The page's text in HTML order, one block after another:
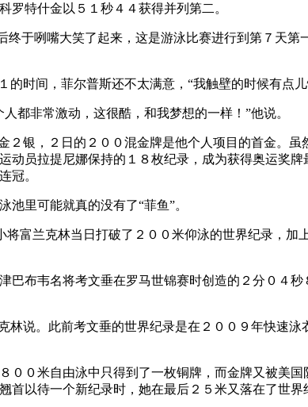
罗特什金以５１秒４４获得并列第二。
于咧嘴大笑了起来，这是游泳比赛进行到第７天第
时间，菲尔普斯还不太满意，“我触壁的时候有点
都非常激动，这很酷，和我梦想的一样！”他说。
银，２日的２００混金牌是他个人项目的首金。
员拉提尼娜保持的１８枚纪录，成为获得奥运奖
冠。
里可能就真的没有了“菲鱼”。
富兰克林当日打破了２００米仰泳的世界纪录，加
布韦名将考文垂在罗马世锦赛时创造的２分０４
说。此前考文垂的世界纪录是在２００９年快速
０米自由泳中只得到了一枚铜牌，而金牌又被美
以待一个新纪录时，她在最后２５米又落在了世